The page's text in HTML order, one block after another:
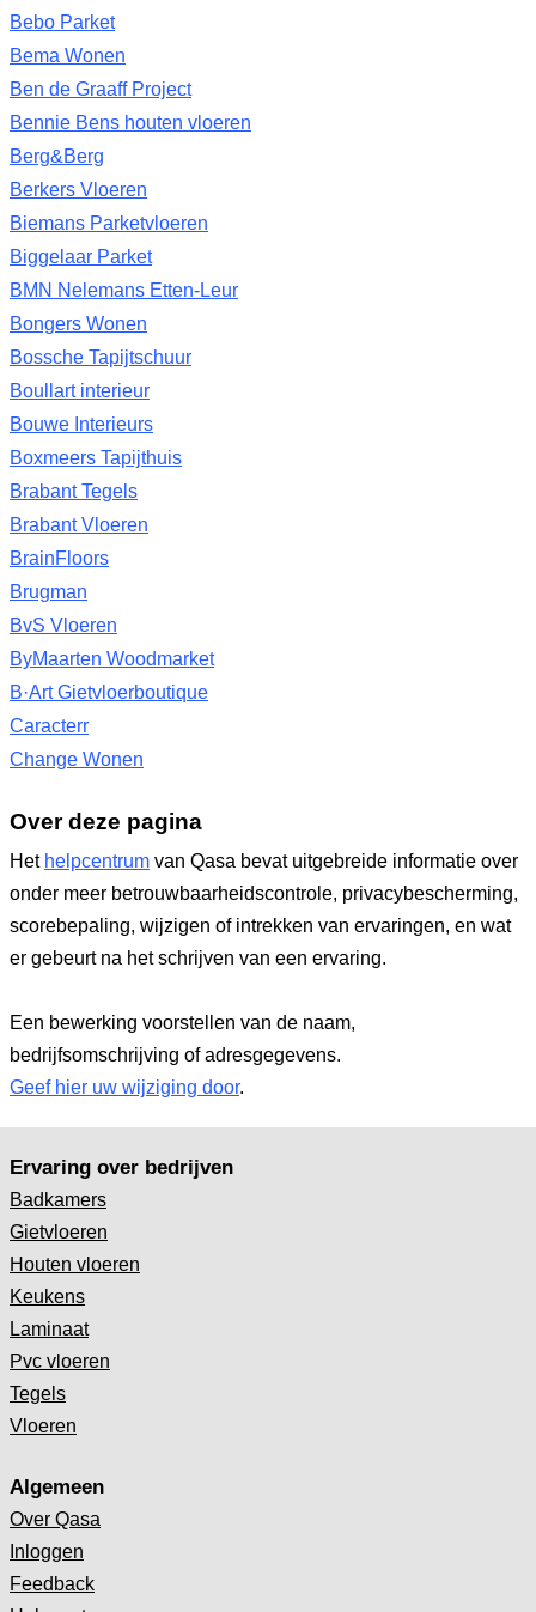
Bebo Parket
Bema Wonen
Ben de Graaff Project
Bennie Bens houten vloeren
Berg&Berg
Berkers Vloeren
Biemans Parketvloeren
Biggelaar Parket
BMN Nelemans Etten-Leur
Bongers Wonen
Bossche Tapijtschuur
Boullart interieur
Bouwe Interieurs
Boxmeers Tapijthuis
Brabant Tegels
Brabant Vloeren
BrainFloors
Brugman
BvS Vloeren
ByMaarten Woodmarket
B·Art Gietvloerboutique
Caracterr
Change Wonen
Over deze pagina
Het helpcentrum van Qasa bevat uitgebreide informatie over
onder meer betrouwbaarheidscontrole, privacybescherming,
scorebepaling, wijzigen of intrekken van ervaringen, en wat
er gebeurt na het schrijven van een ervaring.
Een bewerking voorstellen van de naam,
bedrijfsomschrijving of adresgegevens.
Geef hier uw wijziging door.
Ervaring over bedrijven
Badkamers
Gietvloeren
Houten vloeren
Keukens
Laminaat
Pvc vloeren
Tegels
Vloeren
Algemeen
Over Qasa
Inloggen
Feedback